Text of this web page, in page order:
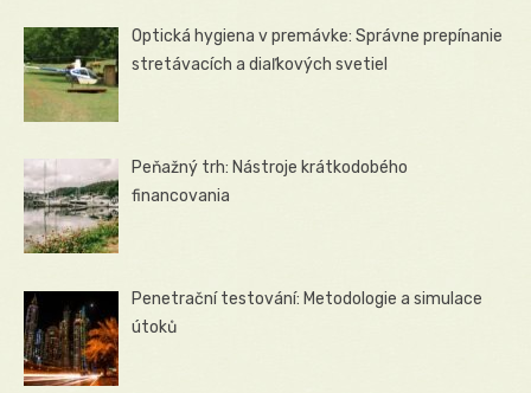
Optická hygiena v premávke: Správne prepínanie
stretávacích a diaľkových svetiel
Peňažný trh: Nástroje krátkodobého
financovania
Penetrační testování: Metodologie a simulace
útoků